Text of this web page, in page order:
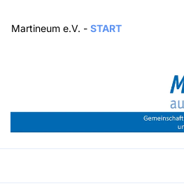
Martineum e.V. - START